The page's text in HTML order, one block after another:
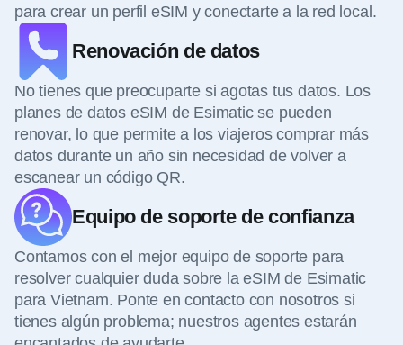
para crear un perfil eSIM y conectarte a la red local.
Renovación de datos
No tienes que preocuparte si agotas tus datos. Los
planes de datos eSIM de Esimatic se pueden
renovar, lo que permite a los viajeros comprar más
datos durante un año sin necesidad de volver a
escanear un código QR.
Equipo de soporte de confianza
Contamos con el mejor equipo de soporte para
resolver cualquier duda sobre la eSIM de Esimatic
para Vietnam. Ponte en contacto con nosotros si
tienes algún problema; nuestros agentes estarán